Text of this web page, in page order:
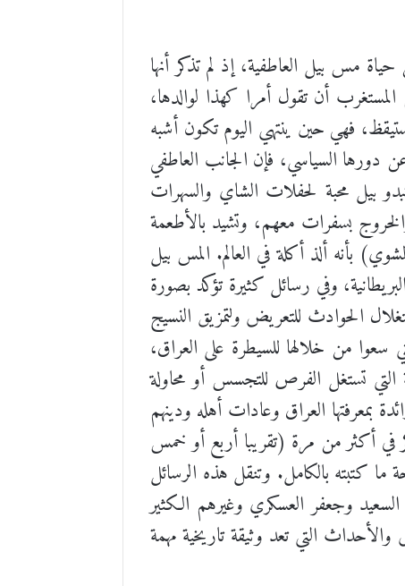
مس بيل العاطفية، إذ لم تذكر أنها
أن تقول أمرا كهذا لوالدها،
فهي حين ينتهي اليوم تكون أشبه
دورها السياسي، فإن الجانب العاطفي
بيل محبة لحفلات الشاي والسهرات
بسفرات معهم، وتشيد بالأطعمة
بأنه ألذ أكلة في العالم. المس بيل
وفي رسائل كثيرة تؤكد بصورة
الحوادث للتعريض ولتمزيق النسيج
سعوا من خلالها للسيطرة على العراق،
تستغل الفرص للتجسس أو محاولة
بمعرفتها العراق وعادات أهله ودينهم
في أكثر من مرة (تقريبا أربع أو خمس
كتبته بالكامل. وتنقل هذه الرسائل
وجعفر العسكري وغيرهم الكثير
التي تعد وثيقة تاريخية مهمة